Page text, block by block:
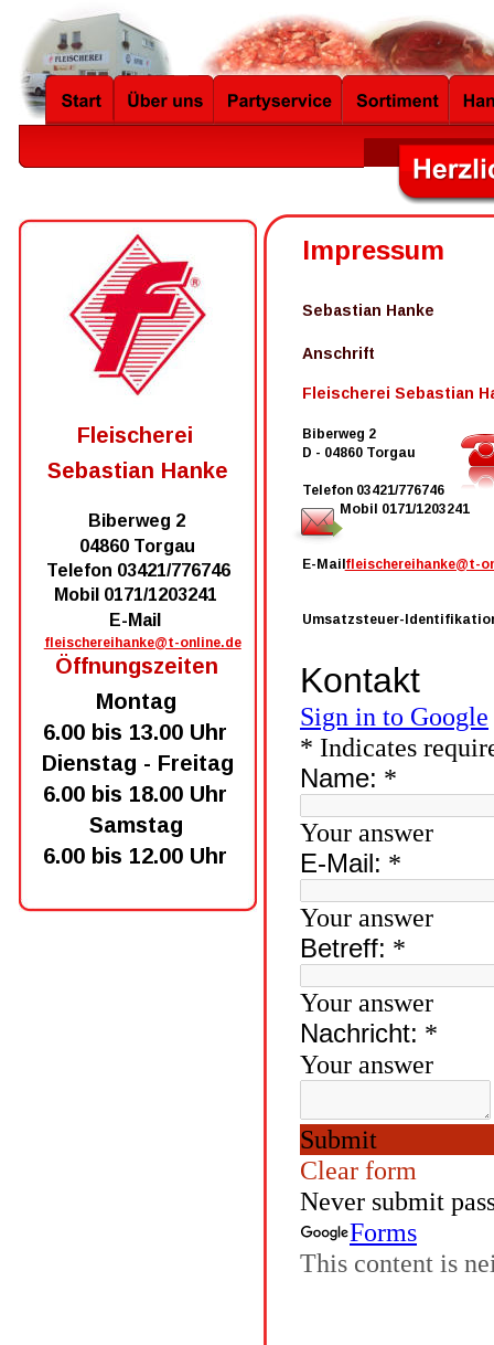
Impressum
Sebastian Hanke
Anschrift
Fleischerei Sebastian
Biberweg 2
D - 04860 Torgau
Telefon 03421/776746
Mobil 0171/1203241
E-Mail fleischereihanke@t-
Umsatzsteuer-
Fleischerei
Sebastian Hanke
Biberweg 2
04860 Torgau
Telefon 03421/776746
Mobil 0171/1203241
E-Mail
fleischereihanke@t-online.de
Öffnungszeiten
Montag
6.00 bis 13.00 Uhr
Dienstag - Freitag
6.00 bis 18.00 Uhr
Samstag
6.00 bis 12.00 Uhr